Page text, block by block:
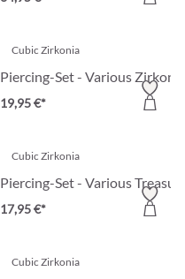
Cubic Zirkonia
Piercing-Set - Various
19,95 €*
Cubic Zirkonia
Piercing-Set - Various
17,95 €*
Cubic Zirkonia